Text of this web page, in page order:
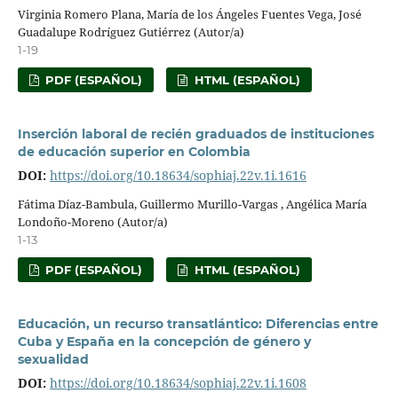
Virginia Romero Plana, María de los Ángeles Fuentes Vega, José
Guadalupe Rodríguez Gutiérrez (Autor/a)
1-19
PDF (ESPAÑOL) HTML (ESPAÑOL)
Inserción laboral de recién graduados de instituciones
de educación superior en Colombia
DOI: https://doi.org/10.18634/sophiaj.22v.1i.1616
Fátima Díaz-Bambula, Guillermo Murillo-Vargas , Angélica María
Londoño-Moreno (Autor/a)
1-13
PDF (ESPAÑOL) HTML (ESPAÑOL)
Educación, un recurso transatlántico: Diferencias entre
Cuba y España en la concepción de género y
sexualidad
DOI: https://doi.org/10.18634/sophiaj.22v.1i.1608